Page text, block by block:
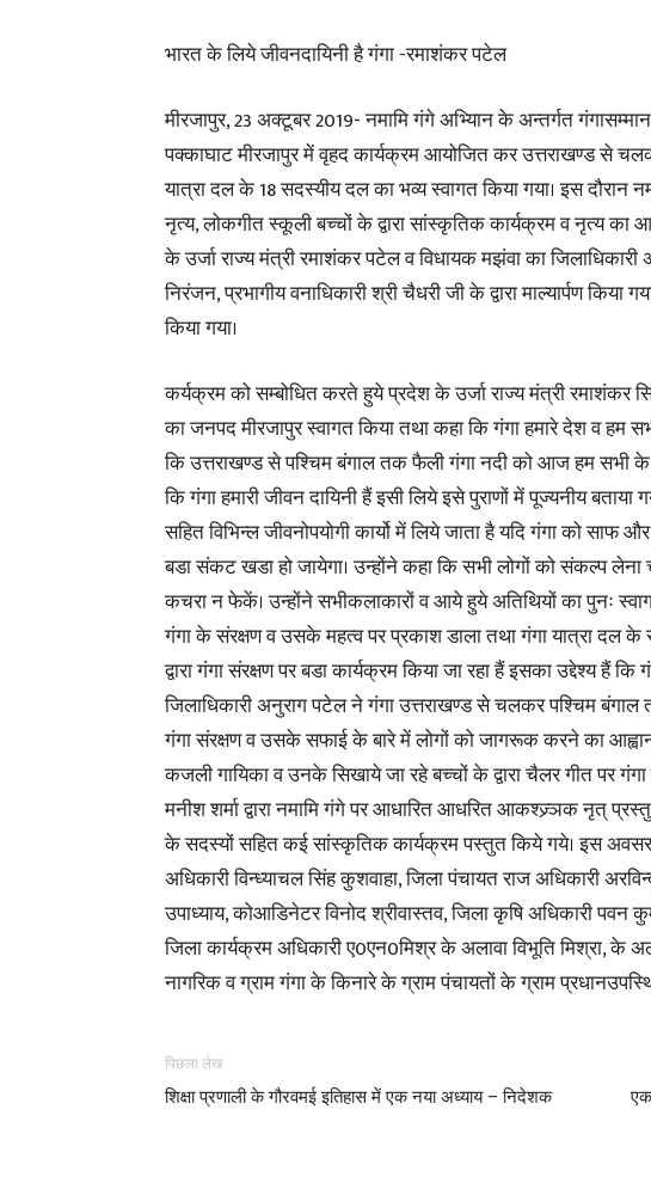
भारत के लिये जीवनदायिनी है गंगा -रमाशंकर पटेल
मीरजापुर, 23 अक्टूबर 2019- नमामि गंगे अभ्यिान के अन्तर्गत
पक्काघाट मीरजापुर में वृहद कार्यक्रम आयोजित कर उत्तराखण्ड से
यात्रा दल के 18 सदस्यीय दल का भव्य स्वागत किया गया। इस
नृत्य, लोकगीत स्कूली बच्चों के द्वारा सांस्कृतिक कार्यक्रम व नृत्य का
के उर्जा राज्य मंत्री रमाशंकर पटेल व विधायक मझंवा का
निरंजन, प्रभागीय वनाधिकारी श्री चैधरी जी के द्वारा माल्यार्पण किया
किया गया।
कर्यक्रम को सम्बोधित करते हुये प्रदेश के उर्जा राज्य मंत्री
का जनपद मीरजापुर स्वागत किया तथा कहा कि गंगा हमारे देश व हम
कि उत्तराखण्ड से पश्चिम बंगाल तक फैली गंगा नदी को आज हम सभी के
कि गंगा हमारी जीवन दायिनी हैं इसी लिये इसे पुराणों में पूज्यनीय
सहित विभिन्ल जीवनोपयोगी कार्यो में लिये जाता है यदि गंगा को साफ
बडा संकट खडा हो जायेगा। उन्होंने कहा कि सभी लोगों को संकल्प लेना
कचरा न फेकें। उन्होंने सभीकलाकारों व आये हुये अतिथियों का पुनः
गंगा के संरक्षण व उसके महत्व पर प्रकाश डाला तथा गंगा यात्रा दल
द्वारा गंगा संरक्षण पर बडा कार्यक्रम किया जा रहा हैं इसका उद्देश्य हैं
जिलाधिकारी अनुराग पटेल ने गंगा उत्तराखण्ड से चलकर पश्चिम
गंगा संरक्षण व उसके सफाई के बारे में लोगों को जागरूक करने का आह्वान
कजली गायिका व उनके सिखाये जा रहे बच्चों के द्वारा चैलर गीत पर
मनीश शर्मा द्वारा नमामि गंगे पर आधारित आधरित आकश्ज्र्ञक नृत्
के सदस्यों सहित कई सांस्कृतिक कार्यक्रम पस्तुत किये गये। इस अवसर
अधिकारी विन्ध्याचल सिंह कुशवाहा, जिला पंचायत राज अधिकारी
उपाध्याय, कोआडिनेटर विनोद श्रीवास्तव, जिला कृषि अधिकारी पवन
जिला कार्यक्रम अधिकारी ए0एन0मिश्र के अलावा विभूति मिश्रा, के
नागरिक व ग्राम गंगा के किनारे के ग्राम पंचायतों के ग्राम
पिछला लेख
शिक्षा प्रणाली के गौरवमई इतिहास में एक नया अध्याय – निदेशक